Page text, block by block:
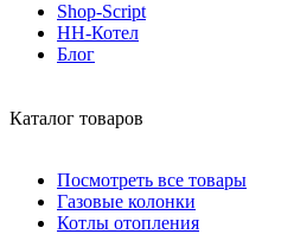
Shop-Script
НН-Котел
Блог
Каталог товаров
Посмотреть все товары
Газовые колонки
Котлы отопления